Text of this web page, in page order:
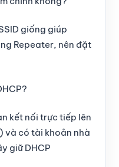
giống giúp
Repeater, nên đặt
kết nối trực tiếp lên
và có tài khoản nhà
giữ DHCP